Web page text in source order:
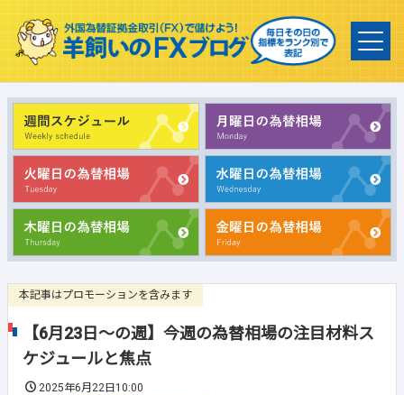
本記事はプロモーションを含みます
【6月23日～の週】今週の為替相場の注目材料ス
ケジュールと焦点
2025年6月22日10:00